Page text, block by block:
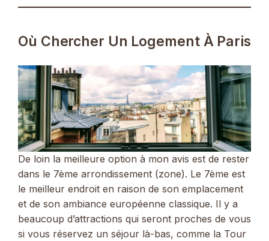
Où Chercher Un Logement À Paris
De loin la meilleure option à mon avis est de rester
dans le 7ème arrondissement (zone). Le 7ème est
le meilleur endroit en raison de son emplacement
et de son ambiance européenne classique. Il y a
beaucoup d’attractions qui seront proches de vous
si vous réservez un séjour là-bas, comme la Tour